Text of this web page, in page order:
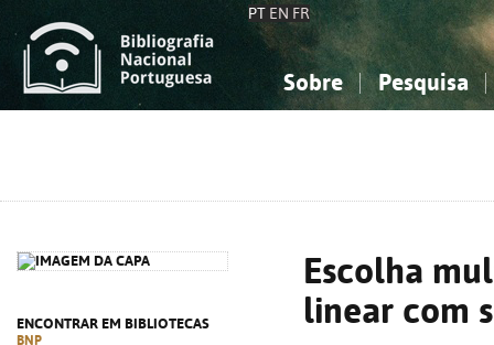
PT EN FR
Sobre Pesquisa
ENCONTRAR EM BIBLIOTECAS
BNP
Escolha
linear com